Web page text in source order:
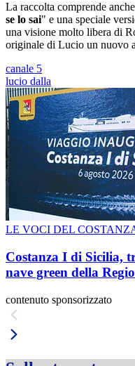
La raccolta comprende
se lo sai" e una speciale
una visione molto libera di
originale di Lucio un nuovo
canale 5
lucio dalla
LE VOCI DEL
Costanza I di Sicilia,
nave green della
contenuto sponsorizzato